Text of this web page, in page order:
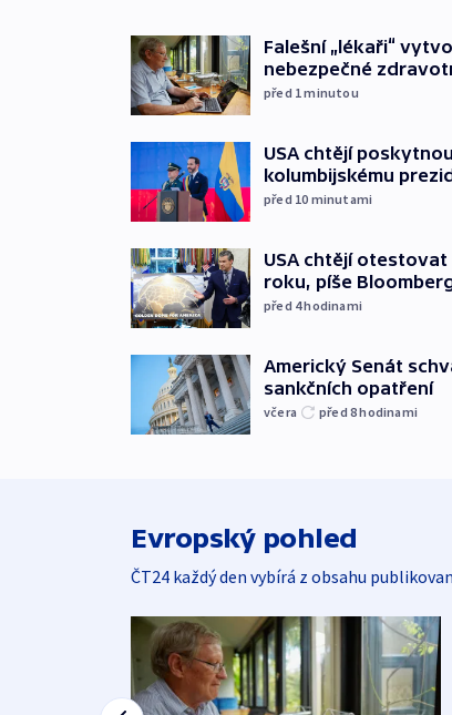
Falešní „lékaři“
nebezpečné
před 1minutou
USA chtějí
kolumbijskému
před 10 minutami
USA chtějí
roku, píše
před 4hodinami
Americký Senát
sankčních opatření
včera před 8hodinami
Evropský pohled
ČT24 každý den vybírá z obsahu